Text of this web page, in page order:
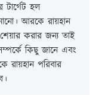
হল
আরকে রায়হান
শেয়ার করার জন্য তাই
কিছু জানে এবং
রায়হান পরিবার